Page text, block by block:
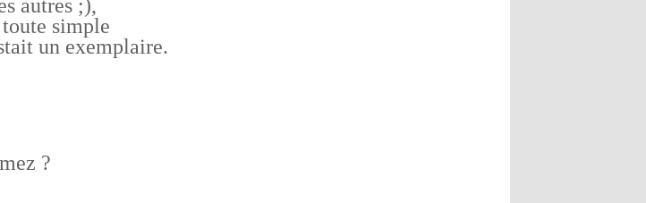
autres ;),
simple
un exemplaire.
?